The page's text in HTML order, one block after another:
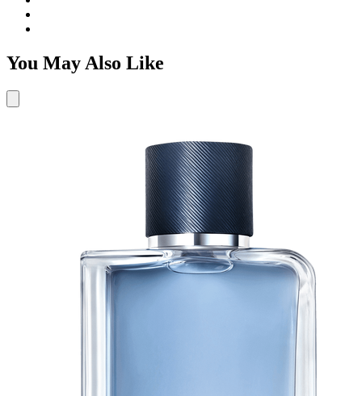
You May Also Like